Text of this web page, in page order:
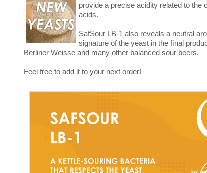
provide a precise acidity related to the
acids.
SafSour LB-1 also reveals a neutral
signature of the yeast in the ﬁnal
Berliner Weisse and many other balanced sour beers.
Feel free to add it to your next order!